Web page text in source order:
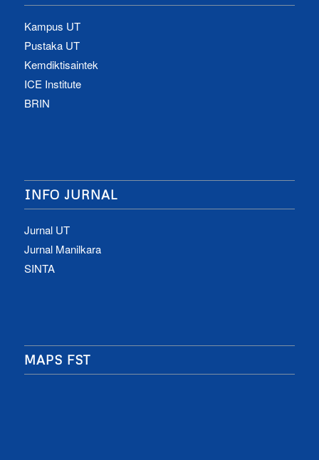
Kampus UT
Pustaka UT
Kemdiktisaintek
ICE Institute
BRIN
INFO JURNAL
Jurnal UT
Jurnal Manilkara
SINTA
MAPS FST